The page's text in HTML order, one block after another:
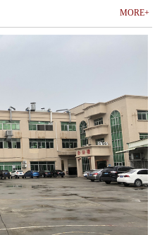
MORE+